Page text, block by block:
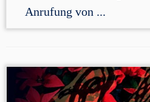
Anrufung von ...